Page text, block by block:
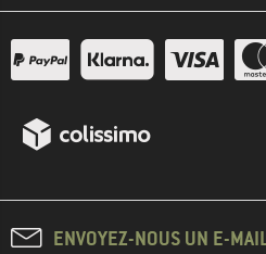
ENVOYEZ-NOUS UN E-